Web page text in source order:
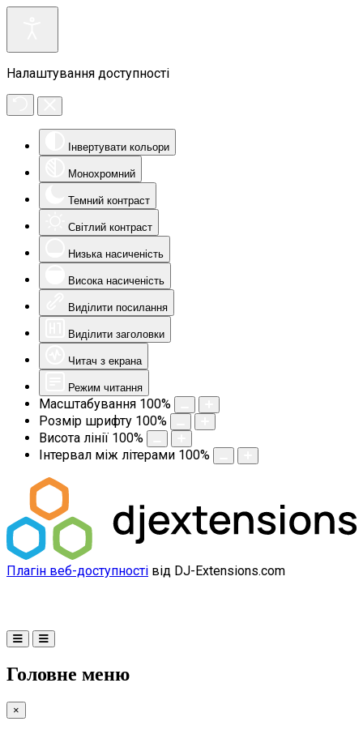
Налаштування доступності
Інвертувати кольори
Монохромний
Темний контраст
Світлий контраст
Низька насиченість
Висока насиченість
Виділити посилання
Виділити заголовки
Читач з екрана
Режим читання
Масштабування 100%
Розмір шрифту 100%
Висота лінії 100%
Інтервал між літерами 100%
Плагін веб-доступності від DJ-Extensions.com
Головне меню
×